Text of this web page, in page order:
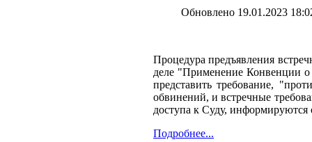
Обновлено 19.01.2023
Процедура предъявления
деле "Применение Конвенции о
представить требование,
обвинений, и встречные
доступа к Суду,
Подробнее...